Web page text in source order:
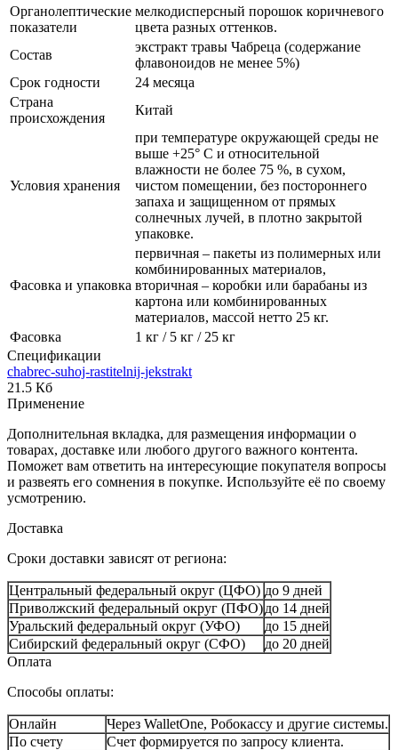
Органолептические
показатели
мелкодисперсный порошок коричневого
цвета разных оттенков.
Состав
экстракт травы Чабреца (содержание
флавоноидов не менее 5%)
Срок годности
24 месяца
Страна
происхождения
Китай
Условия хранения
при температуре окружающей среды не
выше +25° С и относительной
влажности не более 75 %, в сухом,
чистом помещении, без постороннего
запаха и защищенном от прямых
солнечных лучей, в плотно закрытой
упаковке.
Фасовка и упаковка
первичная – пакеты из полимерных или
комбинированных материалов,
вторичная – коробки или барабаны из
картона или комбинированных
материалов, массой нетто 25 кг.
Фасовка
1 кг / 5 кг / 25 кг
Спецификации
chabrec-suhoj-rastitelnij-jekstrakt
21.5 Кб
Применение
Дополнительная вкладка, для размещения информации о
товарах, доставке или любого другого важного контента.
Поможет вам ответить на интересующие покупателя вопросы
и развеять его сомнения в покупке. Используйте её по своему
усмотрению.
Доставка
Сроки доставки зависят от региона:
Центральный федеральный округ (ЦФО) до 9 дней
Приволжский федеральный округ (ПФО)до 14 дней
Уральский федеральный округ (УФО)
до 15 дней
Сибирский федеральный округ (СФО)
до 20 дней
Оплата
Способы оплаты:
Онлайн
Через WalletOne, Робокассу и другие системы.
По счету
Счет формируется по запросу клиента.